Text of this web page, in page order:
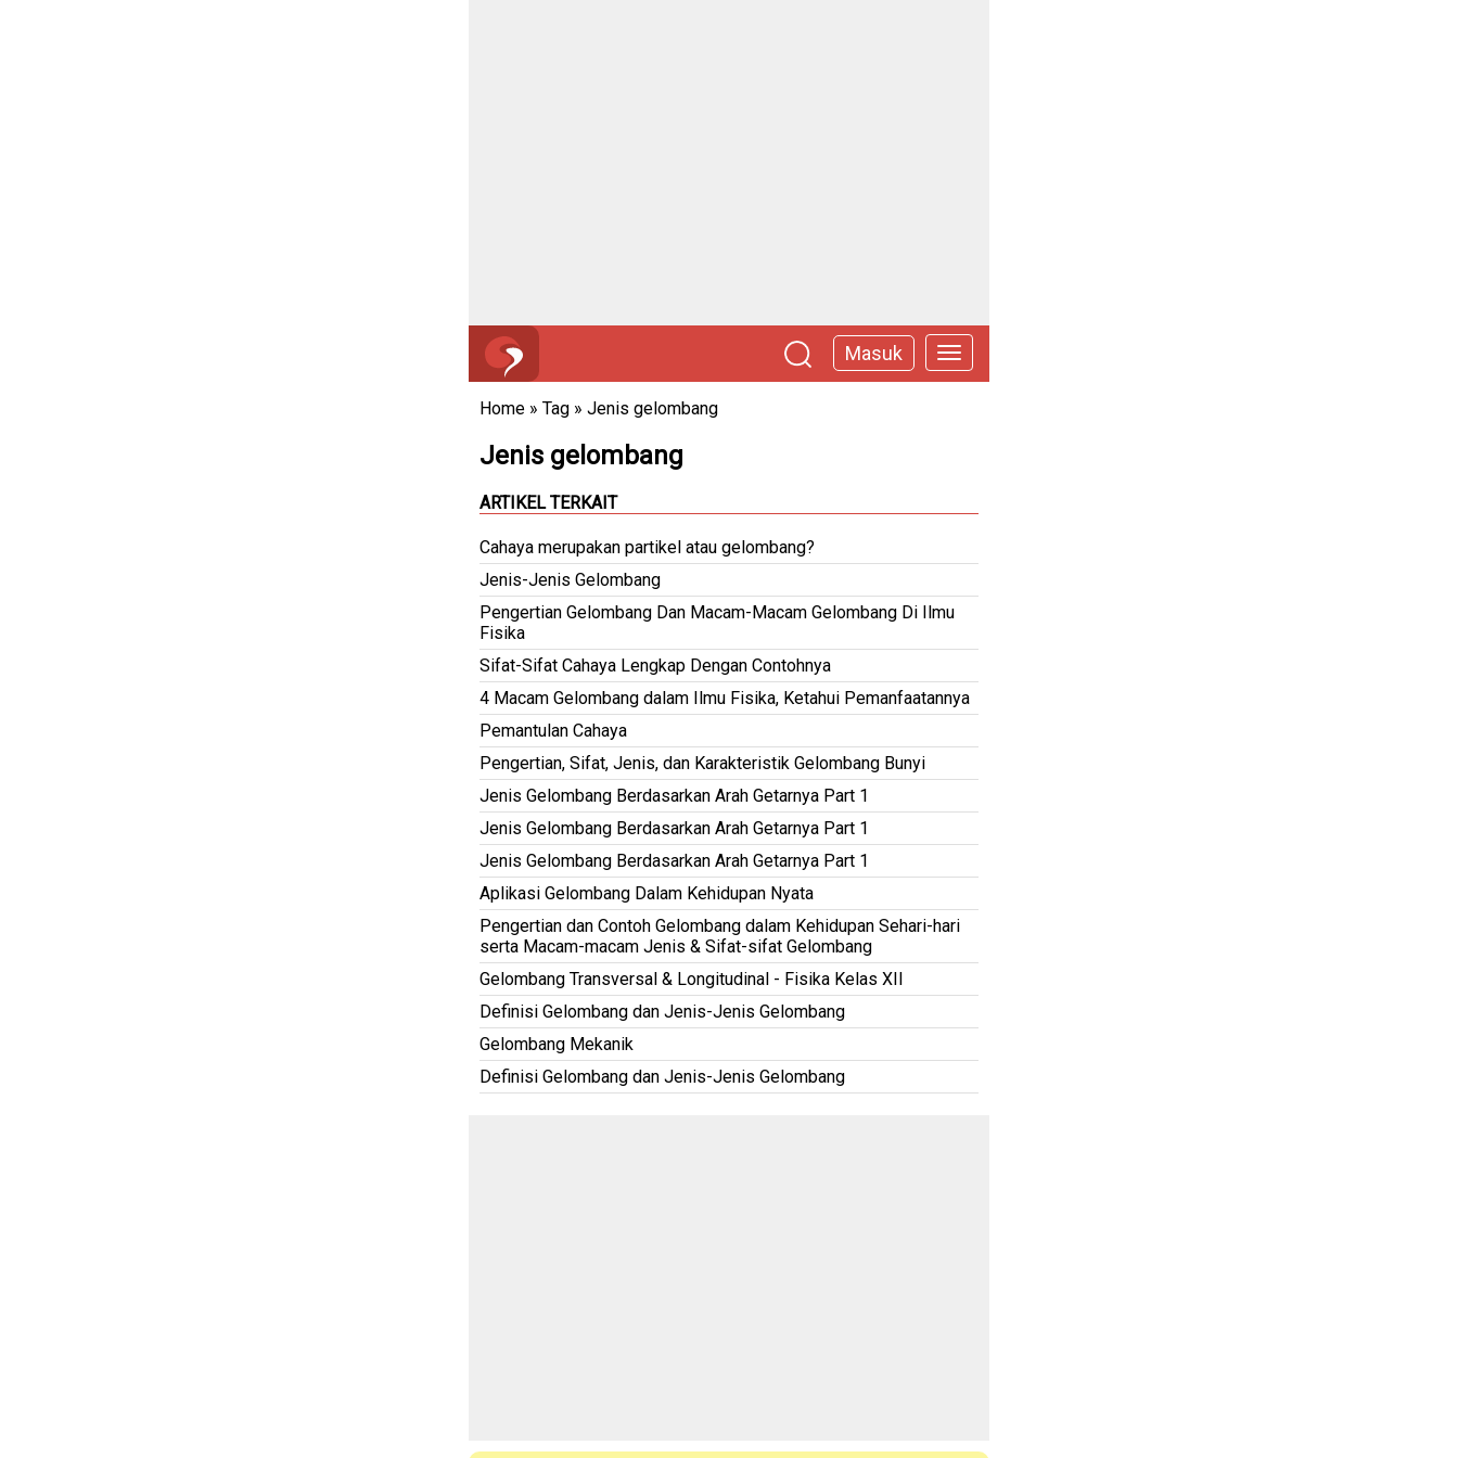
Masuk
Home » Tag » Jenis gelombang
Jenis gelombang
ARTIKEL TERKAIT
Cahaya merupakan partikel atau gelombang?
Jenis-Jenis Gelombang
Pengertian Gelombang Dan Macam-Macam Gelombang Di Ilmu
Fisika
Sifat-Sifat Cahaya Lengkap Dengan Contohnya
4 Macam Gelombang dalam Ilmu Fisika, Ketahui Pemanfaatannya
Pemantulan Cahaya
Pengertian, Sifat, Jenis, dan Karakteristik Gelombang Bunyi
Jenis Gelombang Berdasarkan Arah Getarnya Part 1
Jenis Gelombang Berdasarkan Arah Getarnya Part 1
Jenis Gelombang Berdasarkan Arah Getarnya Part 1
Aplikasi Gelombang Dalam Kehidupan Nyata
Pengertian dan Contoh Gelombang dalam Kehidupan Sehari-hari
serta Macam-macam Jenis & Sifat-sifat Gelombang
Gelombang Transversal & Longitudinal - Fisika Kelas XII
Definisi Gelombang dan Jenis-Jenis Gelombang
Gelombang Mekanik
Definisi Gelombang dan Jenis-Jenis Gelombang